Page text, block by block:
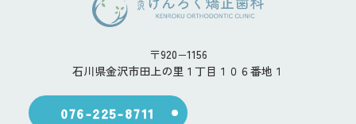
〒920−1156
石川県金沢市田上の里１丁目１０６番地１
076-225-8711